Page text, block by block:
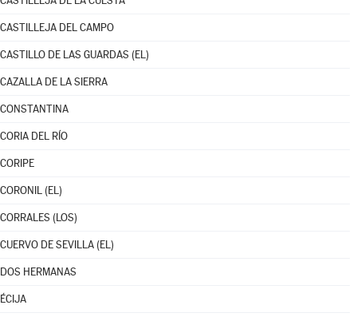
CASTILLEJA DEL CAMPO
CASTILLO DE LAS GUARDAS (EL)
CAZALLA DE LA SIERRA
CONSTANTINA
CORIA DEL RÍO
CORIPE
CORONIL (EL)
CORRALES (LOS)
CUERVO DE SEVILLA (EL)
DOS HERMANAS
ÉCIJA